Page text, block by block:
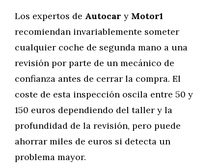
Los expertos de Autocar y Motor1
recomiendan invariablemente someter
cualquier coche de segunda mano a una
revisión por parte de un mecánico de
confianza antes de cerrar la compra. El
coste de esta inspección oscila entre 50 y
150 euros dependiendo del taller y la
profundidad de la revisión, pero puede
ahorrar miles de euros si detecta un
problema mayor.